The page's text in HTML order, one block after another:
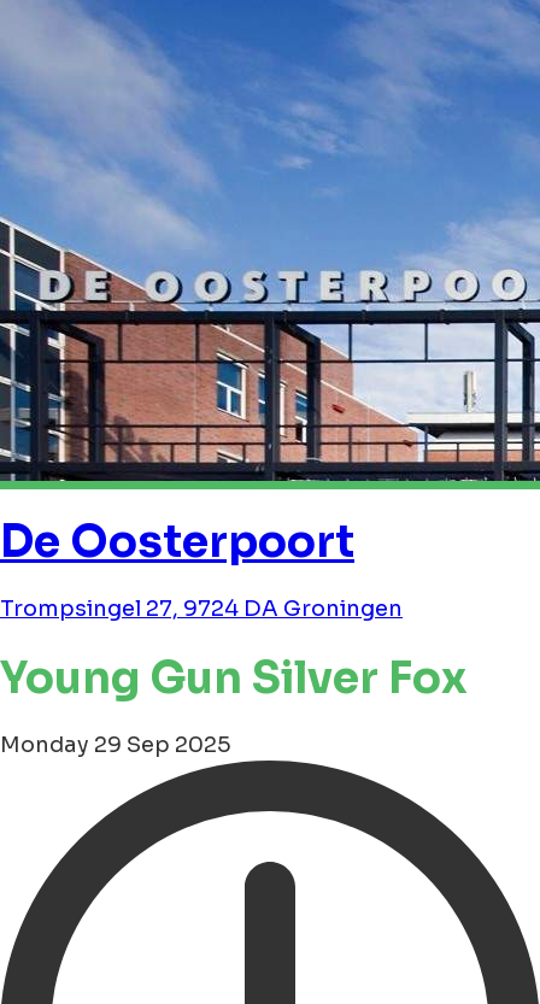
De Oosterpoort
Trompsingel 27, 9724 DA Groningen
Young Gun Silver Fox
Monday 29 Sep 2025